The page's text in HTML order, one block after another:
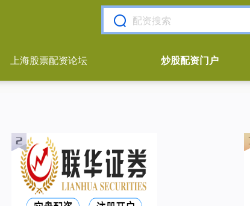
上海股票配资论坛 炒股配资门户